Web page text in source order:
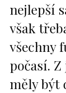
nejlepší
však
všechny
počasí.
měly být